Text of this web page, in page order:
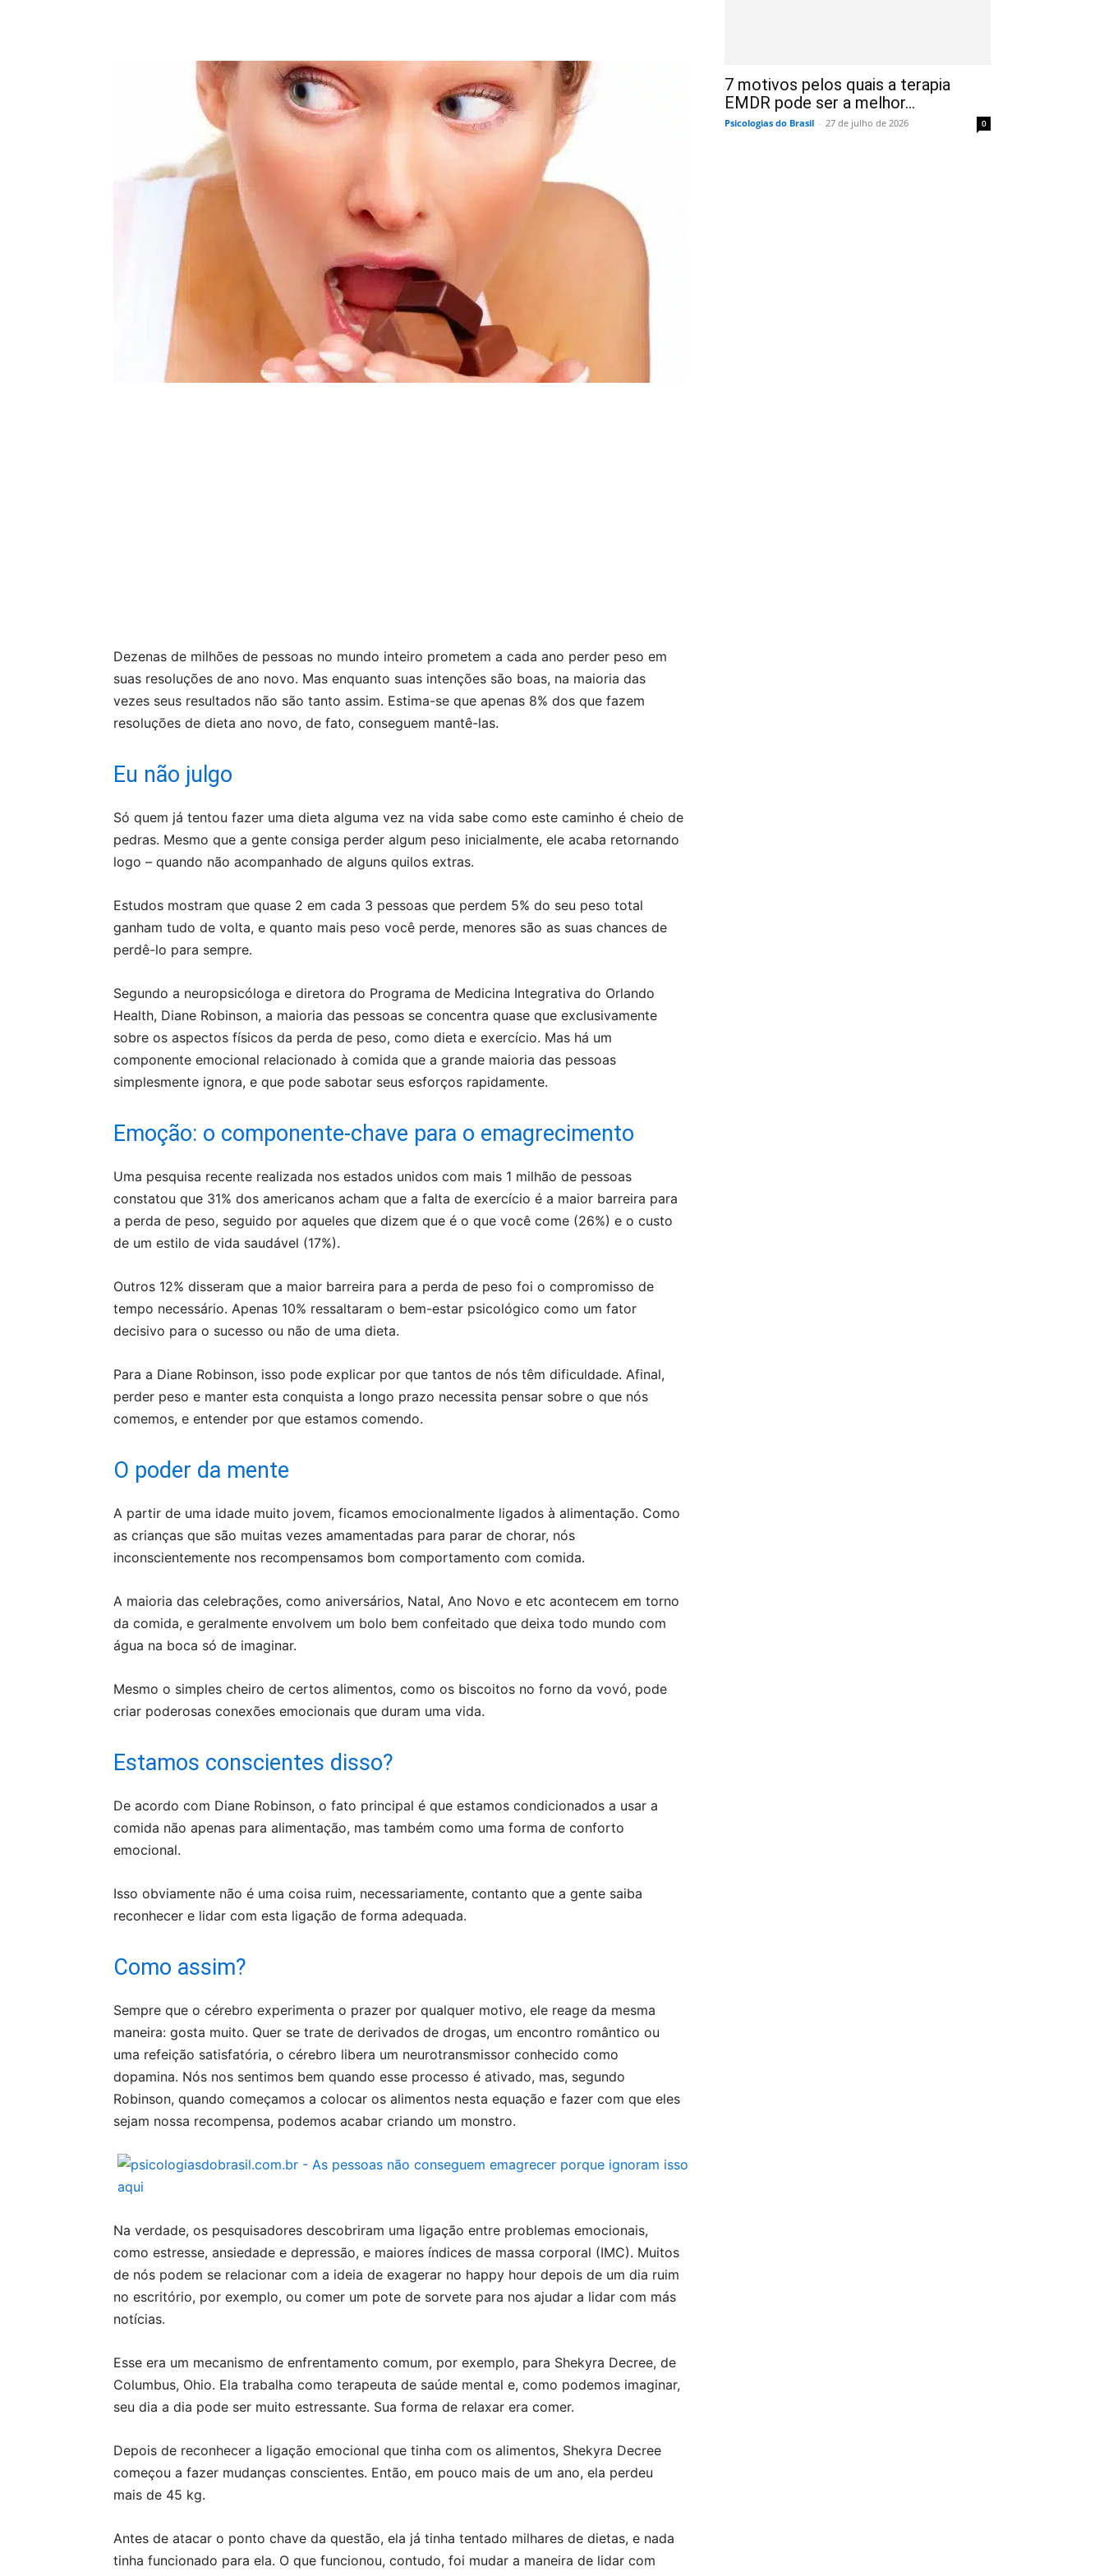
Dezenas de milhões de pessoas no mundo inteiro prometem a cada ano perder peso em
suas resoluções de ano novo. Mas enquanto suas intenções são boas, na maioria das
vezes seus resultados não são tanto assim. Estima-se que apenas 8% dos que fazem
resoluções de dieta ano novo, de fato, conseguem mantê-las.
Eu não julgo
Só quem já tentou fazer uma dieta alguma vez na vida sabe como este caminho é cheio de
pedras. Mesmo que a gente consiga perder algum peso inicialmente, ele acaba retornando
logo – quando não acompanhado de alguns quilos extras.
Estudos mostram que quase 2 em cada 3 pessoas que perdem 5% do seu peso total
ganham tudo de volta, e quanto mais peso você perde, menores são as suas chances de
perdê-lo para sempre.
Segundo a neuropsicóloga e diretora do Programa de Medicina Integrativa do Orlando
Health, Diane Robinson, a maioria das pessoas se concentra quase que exclusivamente
sobre os aspectos físicos da perda de peso, como dieta e exercício. Mas há um
componente emocional relacionado à comida que a grande maioria das pessoas
simplesmente ignora, e que pode sabotar seus esforços rapidamente.
Emoção: o componente-chave para o emagrecimento
Uma pesquisa recente realizada nos estados unidos com mais 1 milhão de pessoas
constatou que 31% dos americanos acham que a falta de exercício é a maior barreira para
a perda de peso, seguido por aqueles que dizem que é o que você come (26%) e o custo
de um estilo de vida saudável (17%).
Outros 12% disseram que a maior barreira para a perda de peso foi o compromisso de
tempo necessário. Apenas 10% ressaltaram o bem-estar psicológico como um fator
decisivo para o sucesso ou não de uma dieta.
Para a Diane Robinson, isso pode explicar por que tantos de nós têm dificuldade. Afinal,
perder peso e manter esta conquista a longo prazo necessita pensar sobre o que nós
comemos, e entender por que estamos comendo.
O poder da mente
A partir de uma idade muito jovem, ficamos emocionalmente ligados à alimentação. Como
as crianças que são muitas vezes amamentadas para parar de chorar, nós
inconscientemente nos recompensamos bom comportamento com comida.
A maioria das celebrações, como aniversários, Natal, Ano Novo e etc acontecem em torno
da comida, e geralmente envolvem um bolo bem confeitado que deixa todo mundo com
água na boca só de imaginar.
Mesmo o simples cheiro de certos alimentos, como os biscoitos no forno da vovó, pode
criar poderosas conexões emocionais que duram uma vida.
Estamos conscientes disso?
De acordo com Diane Robinson, o fato principal é que estamos condicionados a usar a
comida não apenas para alimentação, mas também como uma forma de conforto
emocional.
Isso obviamente não é uma coisa ruim, necessariamente, contanto que a gente saiba
reconhecer e lidar com esta ligação de forma adequada.
Como assim?
Sempre que o cérebro experimenta o prazer por qualquer motivo, ele reage da mesma
maneira: gosta muito. Quer se trate de derivados de drogas, um encontro romântico ou
uma refeição satisfatória, o cérebro libera um neurotransmissor conhecido como
dopamina. Nós nos sentimos bem quando esse processo é ativado, mas, segundo
Robinson, quando começamos a colocar os alimentos nesta equação e fazer com que eles
sejam nossa recompensa, podemos acabar criando um monstro.
Na verdade, os pesquisadores descobriram uma ligação entre problemas emocionais,
como estresse, ansiedade e depressão, e maiores índices de massa corporal (IMC). Muitos
de nós podem se relacionar com a ideia de exagerar no happy hour depois de um dia ruim
no escritório, por exemplo, ou comer um pote de sorvete para nos ajudar a lidar com más
notícias.
Esse era um mecanismo de enfrentamento comum, por exemplo, para Shekyra Decree, de
Columbus, Ohio. Ela trabalha como terapeuta de saúde mental e, como podemos imaginar,
seu dia a dia pode ser muito estressante. Sua forma de relaxar era comer.
Depois de reconhecer a ligação emocional que tinha com os alimentos, Shekyra Decree
começou a fazer mudanças conscientes. Então, em pouco mais de um ano, ela perdeu
mais de 45 kg.
Antes de atacar o ponto chave da questão, ela já tinha tentado milhares de dietas, e nada
tinha funcionado para ela. O que funcionou, contudo, foi mudar a maneira de lidar com
7 motivos pelos quais a terapia
EMDR pode ser a melhor...
Psicologias do Brasil - 27 de julho de 2026 0